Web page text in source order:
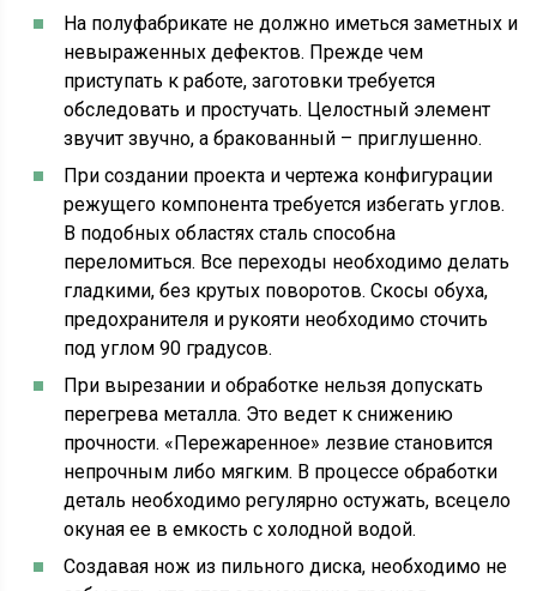
На полуфабрикате не должно иметься заметных и
невыраженных дефектов. Прежде чем
приступать к работе, заготовки требуется
обследовать и простучать. Целостный элемент
звучит звучно, а бракованный – приглушенно.
При создании проекта и чертежа конфигурации
режущего компонента требуется избегать углов.
В подобных областях сталь способна
переломиться. Все переходы необходимо делать
гладкими, без крутых поворотов. Скосы обуха,
предохранителя и рукояти необходимо сточить
под углом 90 градусов.
При вырезании и обработке нельзя допускать
перегрева металла. Это ведет к снижению
прочности. «Пережаренное» лезвие становится
непрочным либо мягким. В процессе обработки
деталь необходимо регулярно остужать, всецело
окуная ее в емкость с холодной водой.
Создавая нож из пильного диска, необходимо не